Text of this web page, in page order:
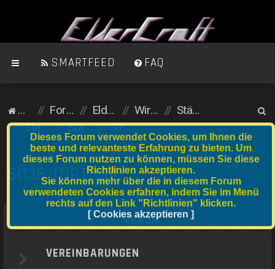
SMARTFEED FAQ
Homepage
Foren-Übersicht ElderCraft (Minecraft) Wirtschaftsserver
Städte und Anfängergrundstücke
Stadtserver
Stadtnummer S021 bis S040 S036 Tortuga
u
S036 TORTUGA
FORUM
VEREINBARUNGEN
Dieses Forum verwendet Cookies, um Ihnen die
beste und relevanteste Erfahrung zu bieten. Um
dieses Forum nutzen zu können, müssen Sie diese
Richtlinien akzeptieren.
Sie können mehr über die in diesem Forum
verwendeten Cookies erfahren, indem Sie im Menü
rechts auf den Link "Richtlinien" klicken.
[ Cookies akzeptieren ]